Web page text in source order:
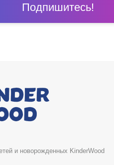
Подпишитесь!
и новорожденных KinderWood